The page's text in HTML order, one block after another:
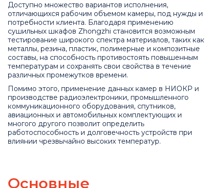
Доступно множество вариантов исполнения,
отличающихся рабочим объемом камеры, под нужды и
потребности клиента. Благодаря применению
сушильных шкафов Zhongzhi становится возможным
тестирование широкого спектра материалов, таких как
металлы, резина, пластик, полимерные и композитные
составы, на способность противостоять повышенным
температурам и сохранять свои свойства в течение
различных промежутков времени.
Помимо этого, применение данных камер в НИОКР и
производстве радиоэлектроники, промышленного
коммуникационного оборудования, спутников,
авиационных и автомобильных комплектующих и
многого другого позволит определить
работоспособность и долговечность устройств при
влиянии чрезвычайно высоких температур.
Основные